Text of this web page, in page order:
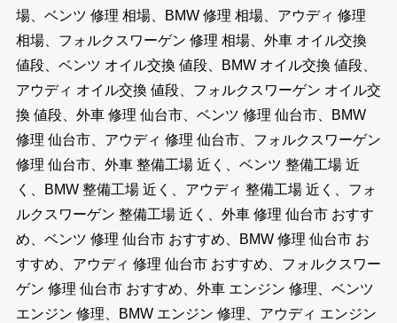
場、ベンツ 修理 相場、BMW 修理 相場、アウディ 修理
相場、フォルクスワーゲン 修理 相場、外車 オイル交換
値段、ベンツ オイル交換 値段、BMW オイル交換 値段、
アウディ オイル交換 値段、フォルクスワーゲン オイル交
換 値段、外車 修理 仙台市、ベンツ 修理 仙台市、BMW
修理 仙台市、アウディ 修理 仙台市、フォルクスワーゲン
修理 仙台市、外車 整備工場 近く、ベンツ 整備工場 近
く、BMW 整備工場 近く、アウディ 整備工場 近く、フォ
ルクスワーゲン 整備工場 近く、外車 修理 仙台市 おすす
め、ベンツ 修理 仙台市 おすすめ、BMW 修理 仙台市 お
すすめ、アウディ 修理 仙台市 おすすめ、フォルクスワー
ゲン 修理 仙台市 おすすめ、外車 エンジン 修理、ベンツ
エンジン 修理、BMW エンジン 修理、アウディ エンジン